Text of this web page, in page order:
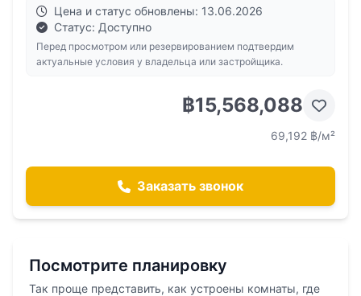
Цена и статус обновлены: 13.06.2026
Статус: Доступно
Перед просмотром или резервированием подтвердим
актуальные условия у владельца или застройщика.
฿15,568,088
69,192 ฿/м²
Заказать звонок
Посмотрите планировку
Так проще представить, как устроены комнаты, где